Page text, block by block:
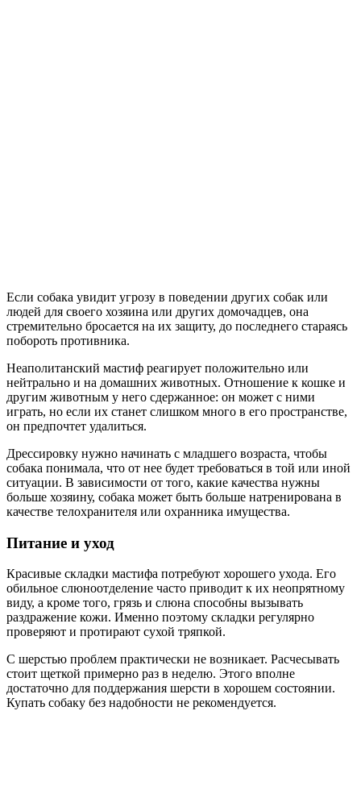
Если собака увидит угрозу в поведении других собак или
людей для своего хозяина или других домочадцев, она
стремительно бросается на их защиту, до последнего стараясь
побороть противника.
Неаполитанский мастиф реагирует положительно или
нейтрально и на домашних животных. Отношение к кошке и
другим животным у него сдержанное: он может с ними
играть, но если их станет слишком много в его пространстве,
он предпочтет удалиться.
Дрессировку нужно начинать с младшего возраста, чтобы
собака понимала, что от нее будет требоваться в той или иной
ситуации. В зависимости от того, какие качества нужны
больше хозяину, собака может быть больше натренирована в
качестве телохранителя или охранника имущества.
Питание и уход
Красивые складки мастифа потребуют хорошего ухода. Его
обильное слюноотделение часто приводит к их неопрятному
виду, а кроме того, грязь и слюна способны вызывать
раздражение кожи. Именно поэтому складки регулярно
проверяют и протирают сухой тряпкой.
С шерстью проблем практически не возникает. Расчесывать
стоит щеткой примерно раз в неделю. Этого вполне
достаточно для поддержания шерсти в хорошем состоянии.
Купать собаку без надобности не рекомендуется.